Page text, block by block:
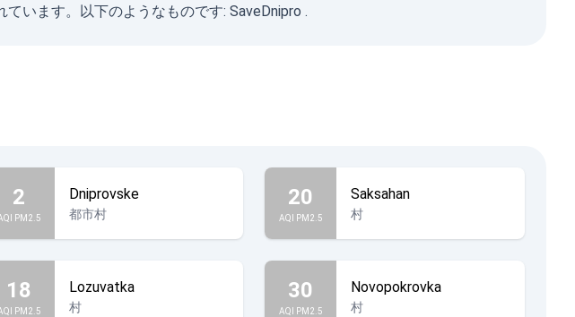
います。以下のようなものです: SaveDnipro .
2
PM2.5
Dniprovske
都市村
20
AQI PM2.5
Saksahan
村
18
PM2.5
Lozuvatka
村
30
AQI PM2.5
Novopokrovka
村